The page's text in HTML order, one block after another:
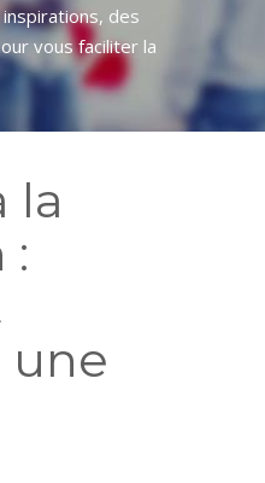
des
vous faciliter la
la
: